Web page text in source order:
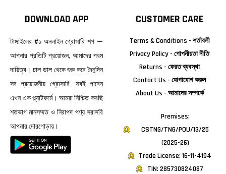
DOWNLOAD APP
টাঙ্গাইলের #১ অনলাইন গ্রোসারি শপ —
আপনার প্রতিটি প্রয়োজন, আমাদের পরম
দায়িত্ব। চাল ডাল থেকে শুরু করে দৈনন্দিন
সব প্রয়োজনীয় গ্রোসারি—সবই পাবেন
এখন এক প্ল্যাটফর্মে। আমরা নিশ্চিত করছি
শতভাগ মানসম্মত ও নিরাপদ পণ্য সরাসরি
আপনার দোরগোড়ায়।
CUSTOMER CARE
Terms & Conditions - শর্তাবলী
Privacy Policy - গোপনীয়তা নীতি
Returns - ফেরত ব্যবস্থা
Contact Us - যোগাযোগ করুন
About Us - আমাদের সম্পর্কে
Premises:
CSTNG/TNG/POU/13/25
(2025-26)
Trade License: 16-11-4194
TIN: 285730824087